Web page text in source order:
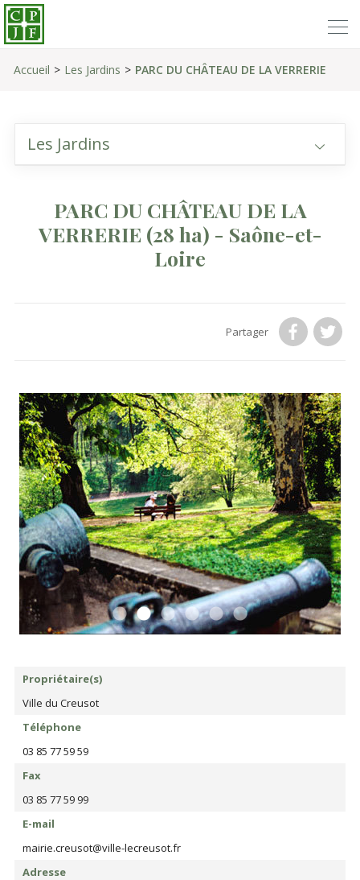
Accueil Les Jardins PARC DU CHÂTEAU DE LA VERRERIE
Les Jardins
PARC DU CHÂTEAU DE LA
VERRERIE (28 ha) - Saône-et-
Loire
Partager
Propriétaire(s)
Ville du Creusot
Téléphone
03 85 77 59 59
Fax
03 85 77 59 99
E-mail
mairie.creusot@ville-lecreusot.fr
Adresse